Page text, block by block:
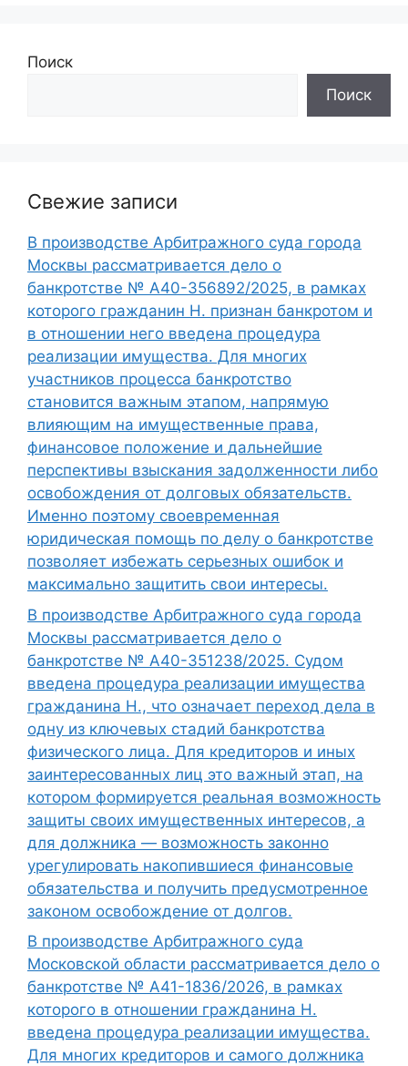
Поиск
Поиск
Свежие записи
В производстве Арбитражного суда города
Москвы рассматривается дело о
банкротстве № А40-356892/2025, в рамках
которого гражданин Н. признан банкротом и
в отношении него введена процедура
реализации имущества. Для многих
участников процесса банкротство
становится важным этапом, напрямую
влияющим на имущественные права,
финансовое положение и дальнейшие
перспективы взыскания задолженности либо
освобождения от долговых обязательств.
Именно поэтому своевременная
юридическая помощь по делу о банкротстве
позволяет избежать серьезных ошибок и
максимально защитить свои интересы.
В производстве Арбитражного суда города
Москвы рассматривается дело о
банкротстве № А40-351238/2025. Судом
введена процедура реализации имущества
гражданина Н., что означает переход дела в
одну из ключевых стадий банкротства
физического лица. Для кредиторов и иных
заинтересованных лиц это важный этап, на
котором формируется реальная возможность
защиты своих имущественных интересов, а
для должника — возможность законно
урегулировать накопившиеся финансовые
обязательства и получить предусмотренное
законом освобождение от долгов.
В производстве Арбитражного суда
Московской области рассматривается дело о
банкротстве № А41-1836/2026, в рамках
которого в отношении гражданина Н.
введена процедура реализации имущества.
Для многих кредиторов и самого должника